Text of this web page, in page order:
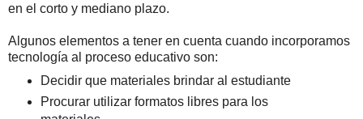
en el corto y mediano plazo.
Algunos elementos a tener en cuenta cuando incorporamos
tecnología al proceso educativo son:
Decidir que materiales brindar al estudiante
Procurar utilizar formatos libres para los